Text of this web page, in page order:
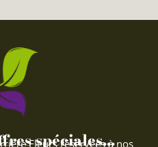
spéciales...
Fleurs réservées à nos